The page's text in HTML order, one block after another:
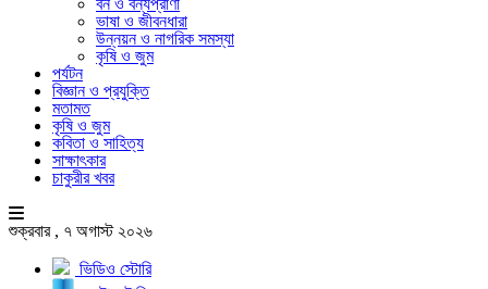
বন ও বন্যপ্রাণী
ভাষা ও জীবনধারা
উন্নয়ন ও নাগরিক সমস্যা
কৃষি ও জুম
পর্যটন
বিজ্ঞান ও প্রযুক্তি
মতামত
কৃষি ও জুম
কবিতা ও সাহিত্য
সাক্ষাৎকার
চাকুরীর খবর
শুক্রবার , ৭ অগাস্ট ২০২৬
ভিডিও স্টোরি